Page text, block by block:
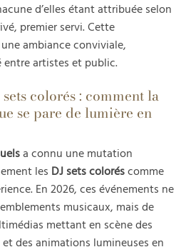
d’elles étant attribuée selon
premier servi. Cette
ambiance conviviale,
entre artistes et public.
colorés : comment la
se pare de lumière en
a connu une mutation
les DJ sets coloréscomme
En 2026, ces événements ne
musicaux, mais de
mettant en scène des
des animations lumineuses en